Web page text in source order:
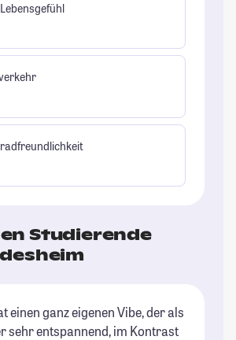
Studierende
einen ganz eigenen Vibe, der als
sehr entspannend, im Kontrast